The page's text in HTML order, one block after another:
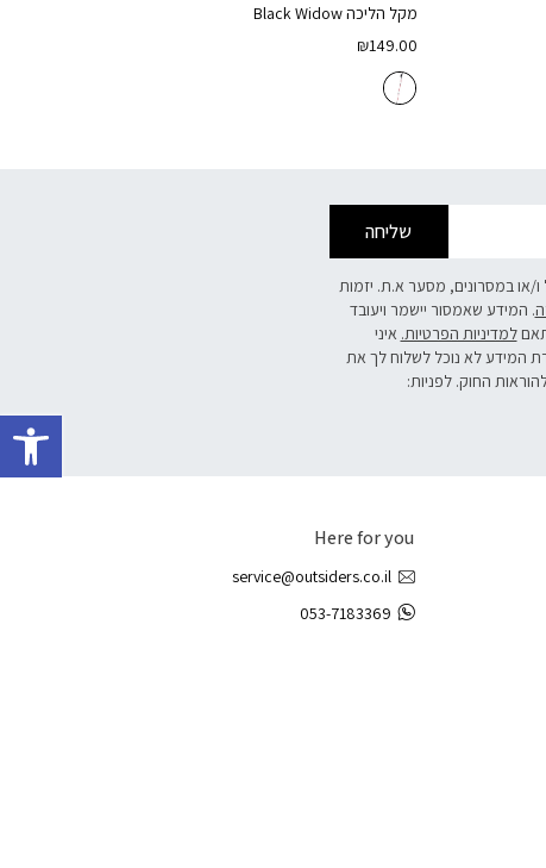
מקל הליכהBlack Widow
₪149.00
שליחה
ו/או במסרונים, מסער א.ת. יזמות
. המידע שאמסור יישמר ויעובד
למדיניות הפרטיות. איני
המידע לא נוכל לשלוח לך את
החוק. לפניות:
Here for you
service@outsiders.co.il
053-7183369